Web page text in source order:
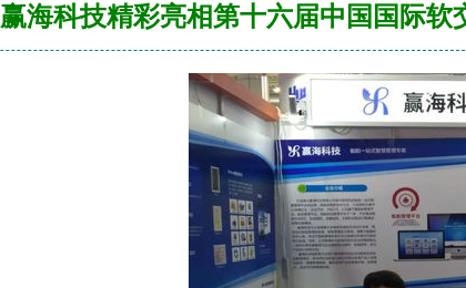
赢海科技精彩亮相第十六届中国国际